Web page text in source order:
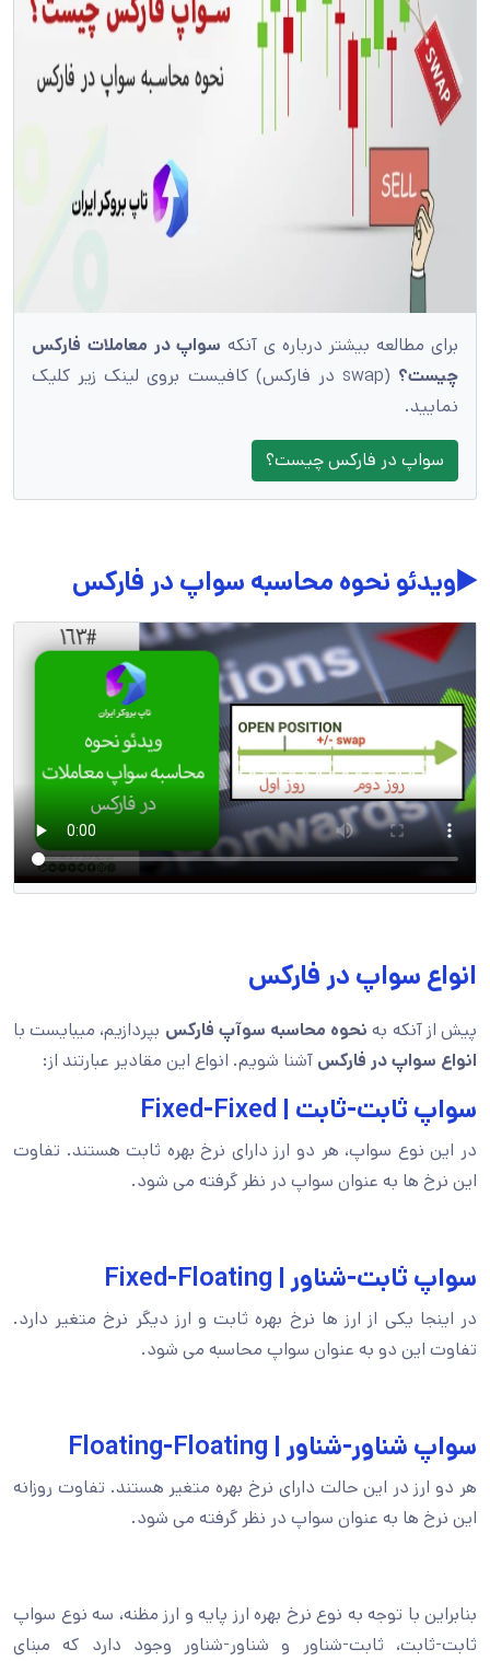
برای مطالعه بیشتر درباره ی آنکه سواپ در معاملات فارکس
چیست؟
(swap در فارکس) کافیست بروی لینک زیر کلیک
نمایید.
سواپ در فارکس چیست؟
▶️ویدئو نحوه محاسبه سواپ در فارکس
انواع سواپ در فارکس
پیش از آنکه به نحوه محاسبه سوآپ فارکس بپردازیم، میبایست با
انواع سواپ در فارکس آشنا شویم. انواع این مقادیر عبارتند از:
سواپ ثابت-ثابت | Fixed-Fixed
در این نوع سواپ، هر دو ارز دارای نرخ بهره ثابت هستند. تفاوت
این نرخ ها به عنوان سواپ در نظر گرفته می شود.
سواپ ثابت-شناور | Fixed-Floating
در اینجا یکی از ارز ها نرخ بهره ثابت و ارز دیگر نرخ متغیر دارد.
تفاوت این دو به عنوان سواپ محاسبه می شود.
سواپ شناور-شناور | Floating-Floating
هر دو ارز در این حالت دارای نرخ بهره متغیر هستند. تفاوت روزانه
این نرخ ها به عنوان سواپ در نظر گرفته می شود.
بنابراین با توجه به نوع نرخ بهره ارز پایه و ارز مظنه، سه نوع سواپ
ثابت-ثابت، ثابت-شناور و شناور-شناور وجود دارد که مبنای